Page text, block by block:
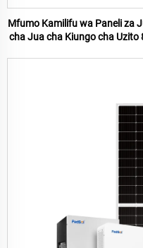
Mfumo Kamilifu wa Paneli za
cha Jua cha Kiungo cha